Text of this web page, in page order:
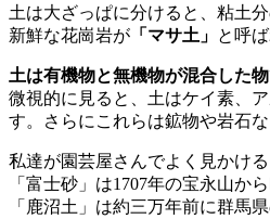
土は大ざっぱに分けると、粘土
新鮮な花崗岩が 「マサ土」 と呼
土は有機物と無機物が混合した物
微視的に見ると、土はケイ素、
す。さらにこれらは鉱物や岩石
私達が園芸屋さんでよく見かける
「富士砂」は1707年の宝永山か
「鹿沼土」は約三万年前に群馬